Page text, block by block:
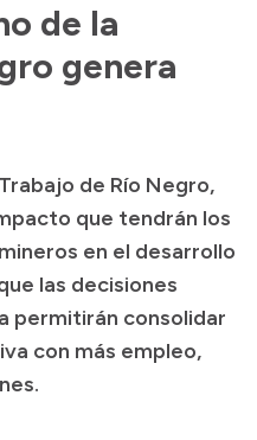
de la
genera
de Río Negro,
que tendrán los
en el desarrollo
las decisiones
permitirán consolidar
con más empleo,